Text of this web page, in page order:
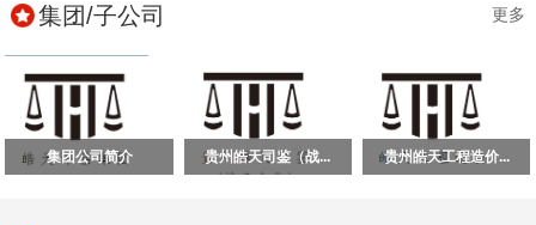
集团/子公司 更多
集团公司简介 贵州皓天司鉴（战... 贵州皓天工程造价...